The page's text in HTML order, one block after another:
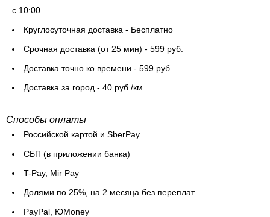
с 10:00
Круглосуточная доставка - Бесплатно
Cрочная доставка (от 25 мин) - 599 руб.
Доставка точно ко времени - 599 руб.
Доставка за город - 40 руб./км
Способы оплаты
Российской картой и SberPay
СБП (в приложении банка)
T-Pay, Mir Pay
Долями по 25%, на 2 месяца без переплат
PayPal, ЮMoney